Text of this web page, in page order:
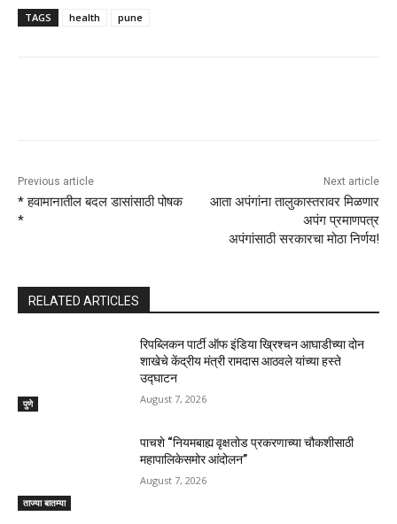
TAGS health pune
Previous article
* हवामानातील बदल डासांसाठी पोषक
*
Next article
आता अपंगांना तालुकास्तरावर मिळणार
अपंग प्रमाणपत्र
अपंगांसाठी सरकारचा मोठा निर्णय!
RELATED ARTICLES
पुणे
रिपब्लिकन पार्टी ऑफ इंडिया ख्रिश्चन आघाडीच्या दोन
शाखेचे केंद्रीय मंत्री रामदास आठवले यांच्या हस्ते
उद्घाटन
August 7, 2026
ताज्या बातम्या
पाचशे “नियमबाह्य वृक्षतोड प्रकरणाच्या चौकशीसाठी
महापालिकेसमोर आंदोलन”
August 7, 2026